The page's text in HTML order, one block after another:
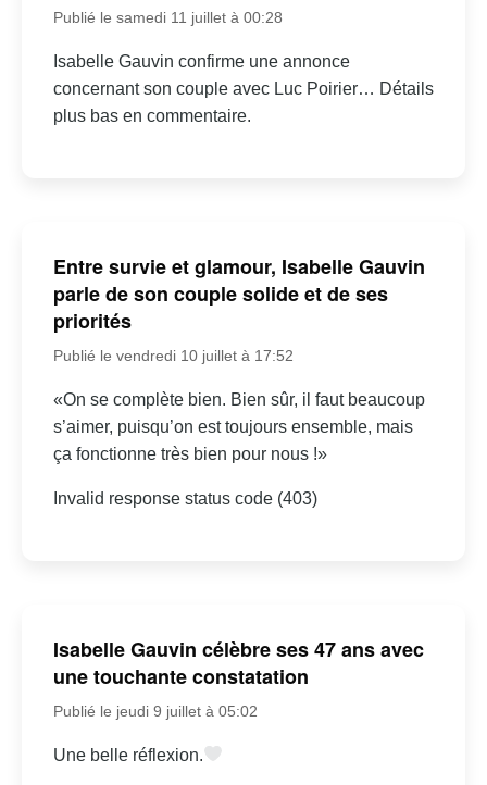
Publié le samedi 11 juillet à 00:28
Isabelle Gauvin confirme une annonce
concernant son couple avec Luc Poirier… Détails
plus bas en commentaire.
Entre survie et glamour, Isabelle Gauvin
parle de son couple solide et de ses
priorités
Publié le vendredi 10 juillet à 17:52
«On se complète bien. Bien sûr, il faut beaucoup
s’aimer, puisqu’on est toujours ensemble, mais
ça fonctionne très bien pour nous !»
Invalid response status code (403)
Isabelle Gauvin célèbre ses 47 ans avec
une touchante constatation
Publié le jeudi 9 juillet à 05:02
Une belle réflexion.